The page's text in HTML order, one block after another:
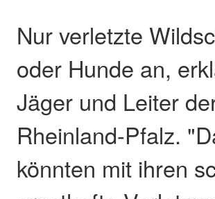
Nur verletzte
oder Hunde an,
Jäger und Leiter
Rheinland-Pfalz.
könnten mit ihren